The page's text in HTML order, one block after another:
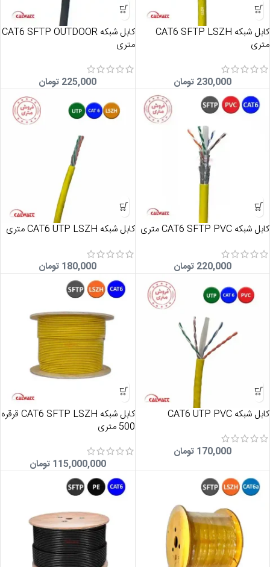
کابل شبکه CAT6 SFTP LSZH
متری
230,000 تومان
کابل شبکه CAT6 SFTP OUTDOOR
متری
225,000 تومان
کابل شبکه CAT6 SFTP PVC متری
220,000 تومان
کابل شبکه CAT6 UTP LSZH متری
180,000 تومان
کابل شبکه CAT6 UTP PVC
170,000 تومان
کابل شبکه CAT6 SFTP LSZH قرقره
500 متری
115,000,000 تومان